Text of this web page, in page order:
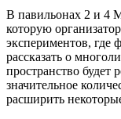
В павильонах 2 и 4
которую
экспериментов, где
рассказать о
пространство будет
значительное
расширить